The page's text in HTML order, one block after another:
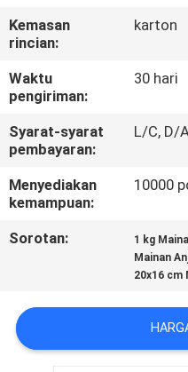
HUBUNGI
KAMI
PERMINTAAN
PENAWARAN
BLOG/NEWS
PRIVACY
POLICY
Kemasan
rincian:
karton
Waktu
pengiriman:
30 hari
Syarat-syarat
pembayaran:
L/C, D/
Menyediakan
kemampuan:
10000
Sorotan: 1 kg
Mainan
20x16 cm